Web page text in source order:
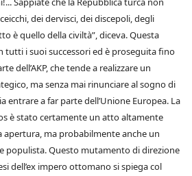
dei dervisci, dei discepoli, degli
è quello della civiltà”, diceva. Questa
tutti i suoi successori ed è proseguita fino
dell’AKP, che tende a realizzare un
ma senza mai rinunciare al sogno di
entrare a far parte dell’Unione Europea. La
è stato certamente un atto altamente
ma probabilmente anche un
populista. Questo mutamento di direzione
dell’ex impero ottomano si spiega col